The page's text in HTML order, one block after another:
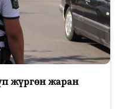
жүргөн жаран